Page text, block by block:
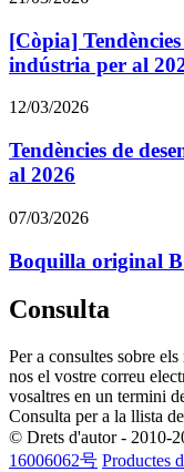
[Còpia]
indústria per al
12/03/2026
Tendències de
al 2026
07/03/2026
Boquilla original
Consulta
Per a consultes sobre
nos el vostre correu
vosaltres en un termini
Consulta per a la llista
© Drets d'autor - 2010-
16006062号 Productes